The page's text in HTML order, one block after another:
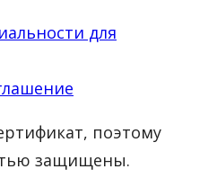
для
поэтому
защищены.